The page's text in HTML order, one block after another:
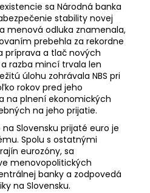
sa Národná banka
stability novej
menová odluka znamenala,
prebehla za rekordne
príprava a tlač nových
razba mincí trvala len
úlohu zohrávala NBS pri
rokov pred jeho
na plnení ekonomických
na jeho prijatie.
Slovensku prijaté euro je
Spolu s ostatnými
eurozóny, sa
menovopolitických
banky a zodpovedá
na Slovensku.